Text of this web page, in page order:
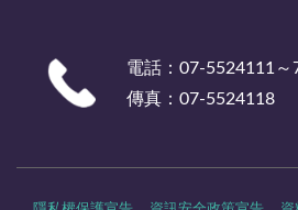
電話：07-5524111～
傳真：07-5524118